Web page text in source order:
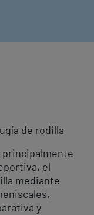
de rodilla
principalmente
el
mediante
y